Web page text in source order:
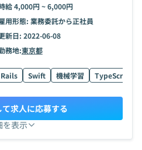
給 4,000円 ~ 6,000円
用形態: 業務委託から正社員
新日: 2022-06-08
務地:東京都
Swift 機械学習 TypeScript
を表示
求人に応募する